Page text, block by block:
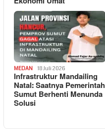
MEDAN 18 Juli 2026
Infrastruktur Mandailing
Natal: Saatnya Pemerintah
Sumut Berhenti Menunda
Solusi